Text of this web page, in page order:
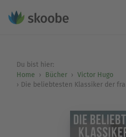
Du bist hier:
Home
Bücher
Victor Hugo
Die beliebtesten Klassiker der